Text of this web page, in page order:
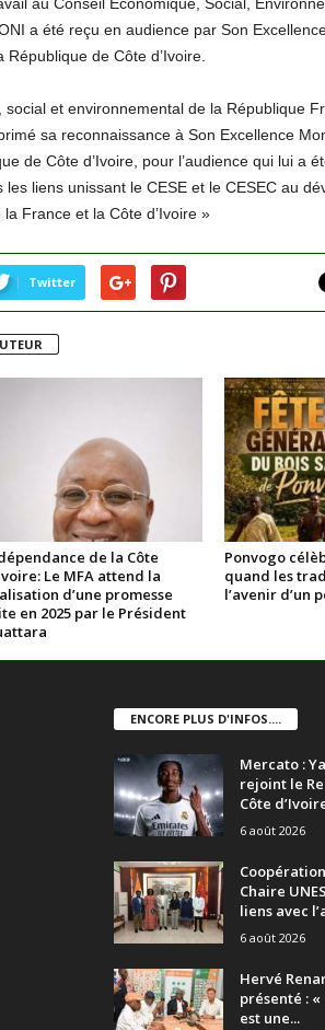
a été reçu en audience par Son
de Côte d’Ivoire.
et environnemental de la République
sa reconnaissance à Son Excellence
de Côte d’Ivoire, pour l’audience qui lui a
liens unissant le CESE et le CESEC au
France et la Côte d’Ivoire »
Twitter
de la Côte
Le MFA attend la
d’une promesse
en 2025 par le Président
Ponvogo
quand les
l’avenir d’un
ENCORE PLUS D'INFOS....
Mercato :
rejoint le
Côte
6 août 2026
Chaire
liens avec
6 août 2026
Hervé
présenté : «
est une...